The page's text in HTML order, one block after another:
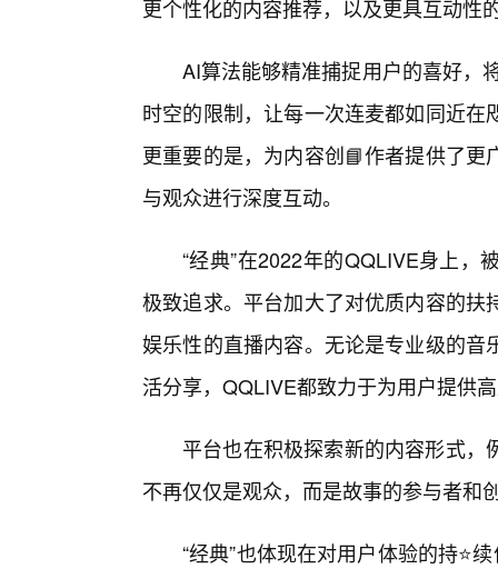
更个性化的内容推荐，以及更具互动性
AI算法能够精准捕捉用户的喜好，
时空的限制，让每一次连麦都如同近
更重要的是，为内容创📘作者提供了
与观众进行深度互动。
“经典”在2022年的QQLIVE身上
极致追求。平台加大了对优质内容的
娱乐性的直播内容。无论是专业级的
活分享，QQLIVE都致力于为用户提供
平台也在积极探索新的内容形式
不再仅仅是观众，而是故事的参与者和
“经典”也体现在对用户体验的持⭐